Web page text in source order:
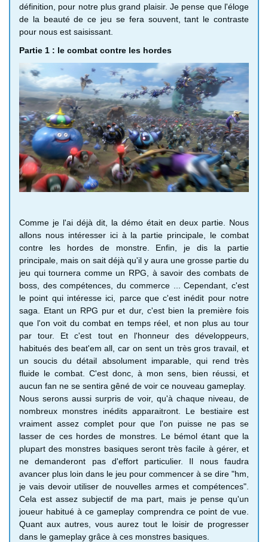
définition, pour notre plus grand plaisir. Je pense que l'éloge
de la beauté de ce jeu se fera souvent, tant le contraste
pour nous est saisissant.
Partie 1 : le combat contre les hordes
Comme je l'ai déjà dit, la démo était en deux partie. Nous
allons nous intéresser ici à la partie principale, le combat
contre les hordes de monstre. Enfin, je dis la partie
principale, mais on sait déjà qu'il y aura une grosse partie du
jeu qui tournera comme un RPG, à savoir des combats de
boss, des compétences, du commerce ... Cependant, c'est
le point qui intéresse ici, parce que c'est inédit pour notre
saga. Etant un RPG pur et dur, c'est bien la première fois
que l'on voit du combat en temps réel, et non plus au tour
par tour. Et c'est tout en l'honneur des développeurs,
habitués des beat'em all, car on sent un très gros travail, et
un soucis du détail absolument imparable, qui rend très
fluide le combat. C'est donc, à mon sens, bien réussi, et
aucun fan ne se sentira gêné de voir ce nouveau gameplay.
Nous serons aussi surpris de voir, qu'à chaque niveau, de
nombreux monstres inédits apparaitront. Le bestiaire est
vraiment assez complet pour que l'on puisse ne pas se
lasser de ces hordes de monstres. Le bémol étant que la
plupart des monstres basiques seront très facile à gérer, et
ne demanderont pas d'effort particulier. Il nous faudra
avancer plus loin dans le jeu pour commencer à se dire "hm,
je vais devoir utiliser de nouvelles armes et compétences".
Cela est assez subjectif de ma part, mais je pense qu'un
joueur habitué à ce gameplay comprendra ce point de vue.
Quant aux autres, vous aurez tout le loisir de progresser
dans le gameplay grâce à ces monstres basiques.